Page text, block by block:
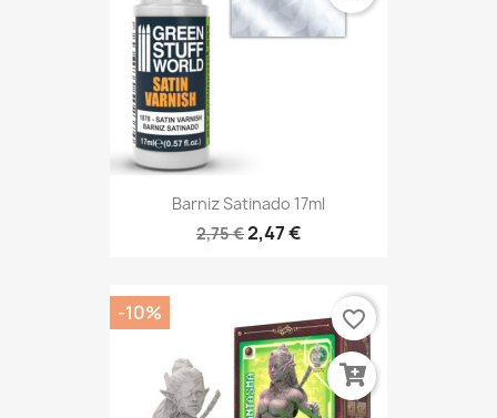
Barniz Satinado 17ml
2,75 €2,47 €
-10% favorite_border